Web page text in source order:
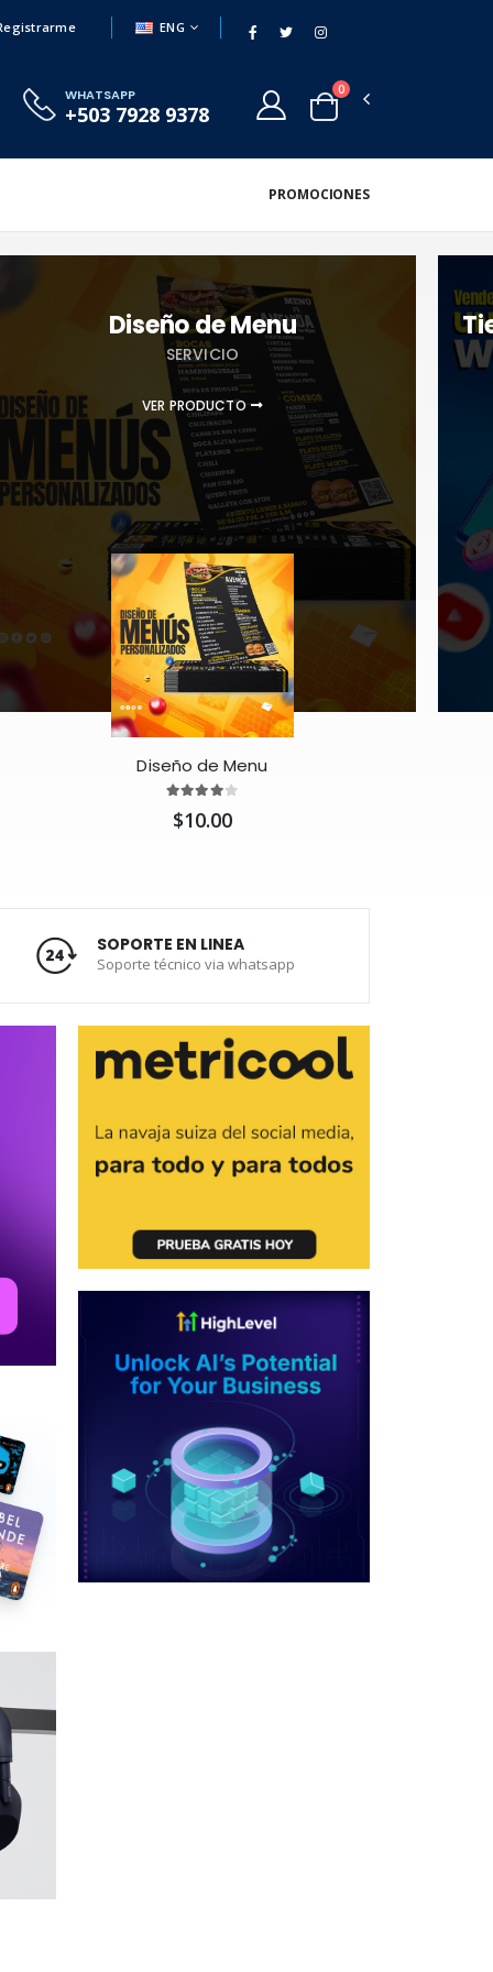
ENG
WHATSAPP
+503 7928 9378
0
PROMOCIONES
Diseño de Menu
SERVICIO
VER PRODUCTO
Diseño de Menu
$10.00
SOPORTE EN LINEA
Soporte técnico via whatsapp